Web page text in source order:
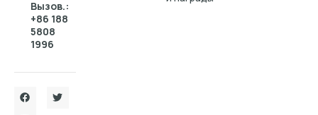
Вызов.:
+86 188
5808
1996